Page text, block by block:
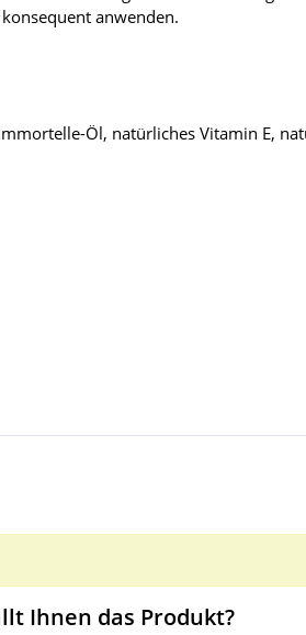
anwenden.
Öl, natürliches Vitamin E,
Ihnen das Produkt?